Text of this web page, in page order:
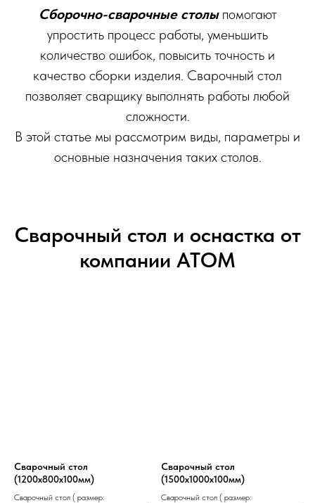
Сборочно-сварочные столыпомогают
упростить процесс работы, уменьшить
количество ошибок, повысить точность и
качество сборки изделия. Сварочный стол
позволяет сварщику выполнять работы любой
сложности.
В этой статье мы рассмотрим виды, параметры и
основные назначения таких столов.
Сварочный стол и оснастка от
компании АТОМ
Сварочный стол
(1200х800х100мм)
Сварочный стол ( размер:
Сварочный стол
(1500х1000х100мм)
Сварочный стол ( размер: